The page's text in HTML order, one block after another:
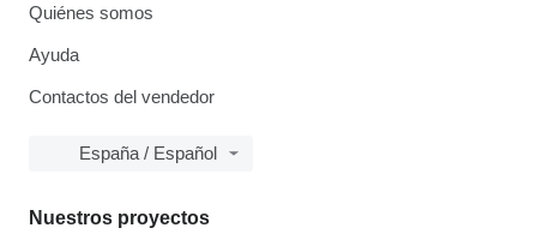
Quiénes somos
Ayuda
Contactos del vendedor
España / Español
Nuestros proyectos